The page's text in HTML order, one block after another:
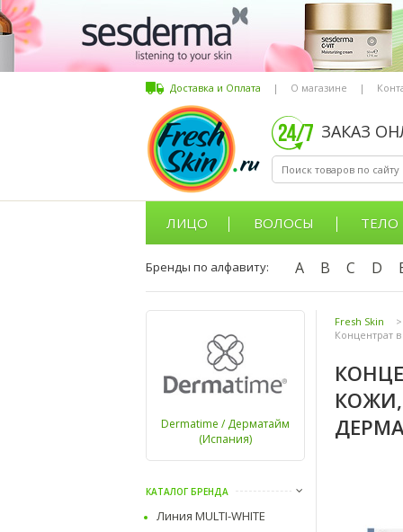
Доставка и Оплата | О магазине |
ЗАКАЗ
ЛИЦО ВОЛОСЫ ТЕЛО
Бренды по алфавиту: A B C D
Dermatime / Дерматайм
(Испания)
КАТАЛОГ БРЕНДА
Линия MULTI-WHITE
Fresh Skin >
Концентрат
КОЖИ,